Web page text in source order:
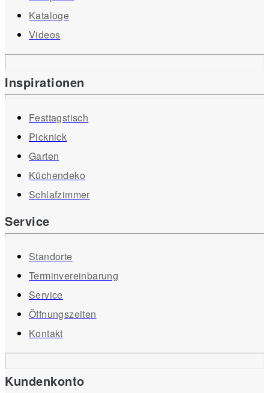
Kataloge
Videos
Inspirationen
Festtagstisch
Picknick
Garten
Küchendeko
Schlafzimmer
Service
Standorte
Terminvereinbarung
Service
Öffnungszeiten
Kontakt
Kundenkonto